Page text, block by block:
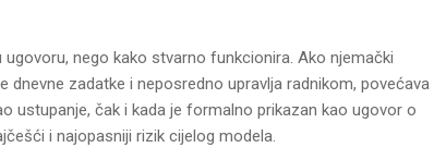
nego kako stvarno funkcionira. Ako njemački
dnevne zadatke i neposredno upravlja radnikom, povećava
ustupanje, čak i kada je formalno prikazan kao ugovor o
i najopasniji rizik cijelog modela.